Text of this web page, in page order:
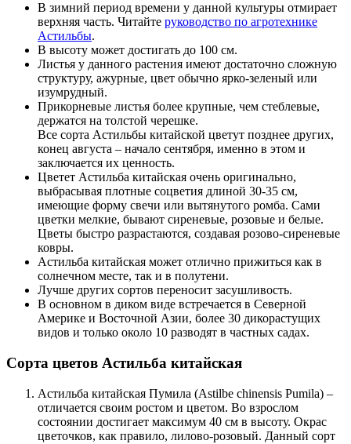
В зимний период времени у данной культуры отмирает
верхняя часть. Читайте руководство по агротехнике
Астильбы.
В высоту может достигать до 100 см.
Листья у данного растения имеют достаточно сложную
структуру, ажурные, цвет обычно ярко-зеленый или
изумрудный.
Прикорневые листья более крупные, чем стеблевые,
держатся на толстой черешке.
Все сорта Астильбы китайской цветут позднее других,
конец августа – начало сентября, именно в этом и
заключается их ценность.
Цветет Астильба китайская очень оригинально,
выбрасывая плотные соцветия длиной 30-35 см,
имеющие форму свечи или вытянутого ромба. Сами
цветки мелкие, бывают сиреневые, розовые и белые.
Цветы быстро разрастаются, создавая розово-сиреневые
ковры.
Астильба китайская может отлично прижиться как в
солнечном месте, так и в полутени.
Лучше других сортов переносит засушливость.
В основном в диком виде встречается в Северной
Америке и Восточной Азии, более 30 дикорастущих
видов и только около 10 разводят в частных садах.
Сорта цветов Астильба китайская
Астильба китайская Пумила (Astilbe chinensis Pumila) –
отличается своим ростом и цветом. Во взрослом
состоянии достигает максимум 40 см в высоту. Окрас
цветочков, как правило, лилово-розовый. Данный сорт